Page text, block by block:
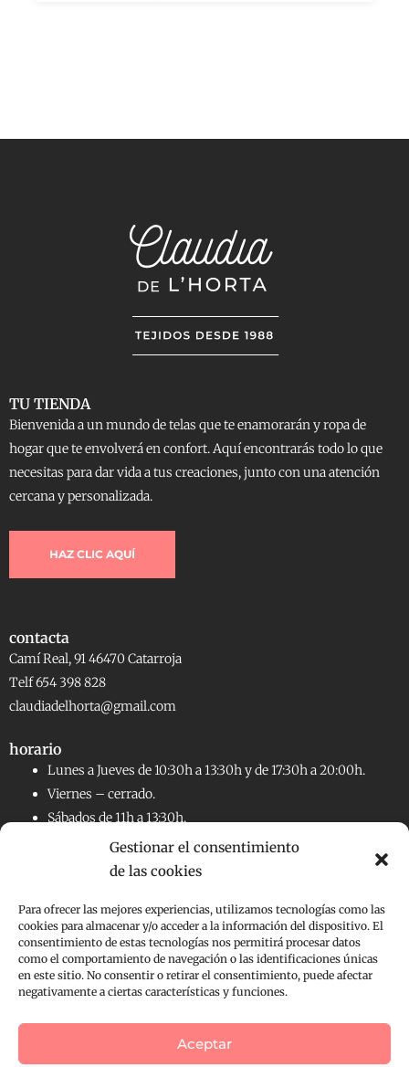
Gestionar el consentimiento
de las cookies
Para ofrecer las mejores experiencias, utilizamos tecnologías como las
cookies para almacenar y/o acceder a la información del dispositivo. El
consentimiento de estas tecnologías nos permitirá procesar datos
como el comportamiento de navegación o las identificaciones únicas
en este sitio. No consentir o retirar el consentimiento, puede afectar
negativamente a ciertas características y funciones.
Aceptar
TU TIENDA
Bienvenida a un mundo de telas que te enamorarán y ropa de
hogar que te envolverá en confort. Aquí encontrarás todo lo que
necesitas para dar vida a tus creaciones, junto con una atención
cercana y personalizada.
HAZ CLIC AQUÍ
contacta
Camí Real, 91 46470 Catarroja
Telf 654 398 828
claudiadelhorta@gmail.com
horario
Lunes a Jueves de 10:30h a 13:30h y de 17:30h a 20:00h.
Viernes – cerrado.
Sábados de 11h a 13:30h.
Aviso legal
Políticas de Cookies
Políticas de Privacidad
Condiciones de compra